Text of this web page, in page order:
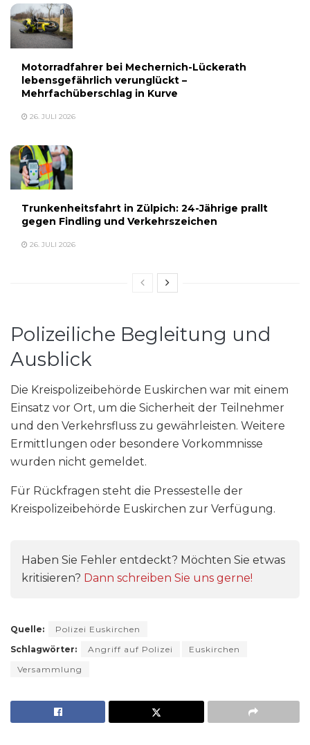
Motorradfahrer bei Mechernich-Lückerath
lebensgefährlich verunglückt –
Mehrfachüberschlag in Kurve
26. JULI 2026
Trunkenheitsfahrt in Zülpich: 24-Jährige prallt
gegen Findling und Verkehrszeichen
26. JULI 2026
Polizeiliche Begleitung und
Ausblick
Die Kreispolizeibehörde Euskirchen war mit einem
Einsatz vor Ort, um die Sicherheit der Teilnehmer
und den Verkehrsfluss zu gewährleisten. Weitere
Ermittlungen oder besondere Vorkommnisse
wurden nicht gemeldet.
Für Rückfragen steht die Pressestelle der
Kreispolizeibehörde Euskirchen zur Verfügung.
Haben Sie Fehler entdeckt? Möchten Sie etwas
kritisieren? Dann schreiben Sie uns gerne!
Quelle:
Polizei Euskirchen
Schlagwörter:
Angriff auf Polizei
Euskirchen
Versammlung